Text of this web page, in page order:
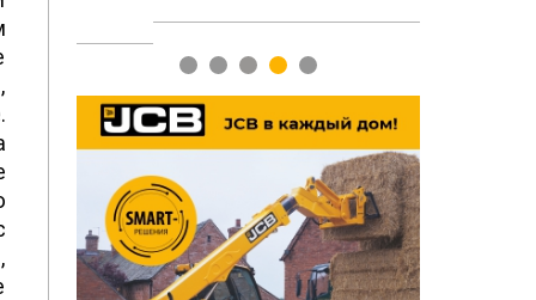
1 2 3 4 5